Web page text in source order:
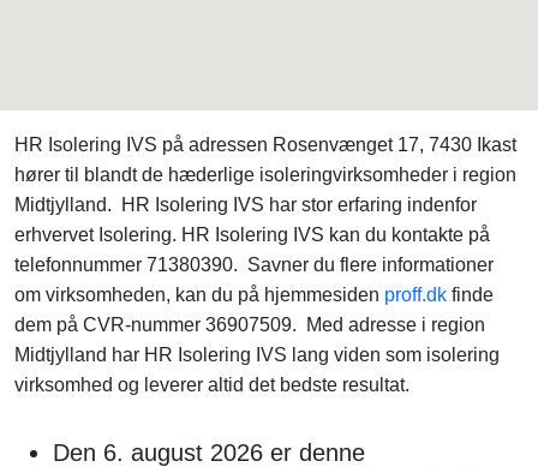
HR Isolering IVS på adressen Rosenvænget 17, 7430 Ikast
hører til blandt de hæderlige isoleringvirksomheder i region
Midtjylland. HR Isolering IVS har stor erfaring indenfor
erhvervet Isolering. HR Isolering IVS kan du kontakte på
telefonnummer 71380390. Savner du flere informationer
om virksomheden, kan du på hjemmesiden proff.dk finde
dem på CVR-nummer 36907509. Med adresse i region
Midtjylland har HR Isolering IVS lang viden som isolering
virksomhed og leverer altid det bedste resultat.
Den 6. august 2026 er denne